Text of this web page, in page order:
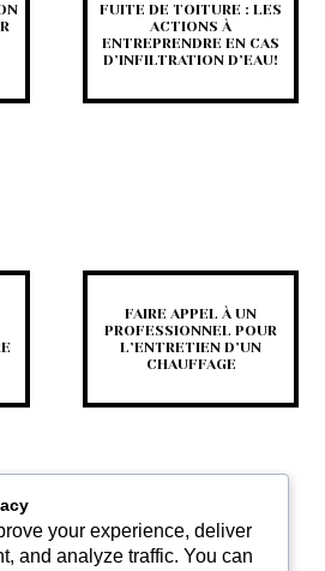
FUITE DE TOITURE : LES
ACTIONS À
ENTREPRENDRE EN CAS
D’INFILTRATION D’EAU!
FAIRE APPEL À UN
PROFESSIONNEL POUR
L’ENTRETIEN D’UN
CHAUFFAGE
your experience, deliver
and analyze traffic. You can